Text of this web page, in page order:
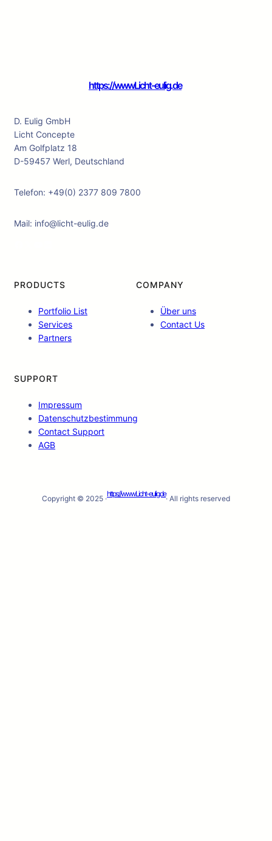
https://wwwLicht-eulig.de
D. Eulig GmbH
Licht Concepte
Am Golfplatz 18
D-59457 Werl, Deutschland
Telefon: +49(0) 2377 809 7800
Mail: info@licht-eulig.de
PRODUCTS
Portfolio List
Services
Partners
COMPANY
Über uns
Contact Us
SUPPORT
Impressum
Datenschutzbestimmung
Contact Support
AGB
Copyright © 2025 ·
https://wwwLicht-eulig.de
· All rights reserved